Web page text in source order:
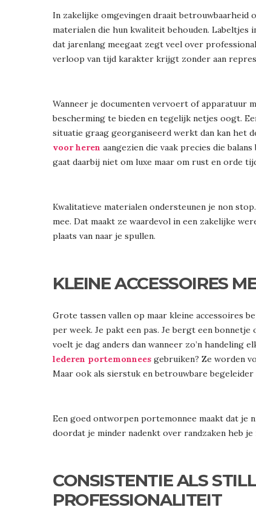
In zakelijke omgevingen draait betrouwbaarheid
materialen die hun kwaliteit behouden. Labeltjes
dat jarenlang meegaat zegt veel over
verloop van tijd karakter krijgt zonder aan
Wanneer je documenten vervoert of apparatuur
bescherming te bieden en tegelijk netjes oogt.
situatie graag georganiseerd werkt dan kan het
voor heren aangezien die vaak precies die
gaat daarbij niet om luxe maar om rust en orde
Kwalitatieve materialen ondersteunen je non
mee. Dat maakt ze waardevol in een zakelijke
plaats van naar je spullen.
KLEINE ACCESSOIRES
Grote tassen vallen op maar kleine accessoires
per week. Je pakt een pas. Je bergt een
voelt je dag anders dan wanneer zo’n handeling
lederen portemonnees gebruiken? Ze worden
Maar ook als sierstuk en betrouwbare begeleider
Een goed ontworpen portemonnee maakt dat je
doordat je minder nadenkt over randzaken heb
CONSISTENTIE ALS
PROFESSIONALITEIT